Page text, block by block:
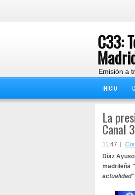
C33:
Emisión a
INICIO
La
Canal
11:47
Díaz
madrileña
actualidad"